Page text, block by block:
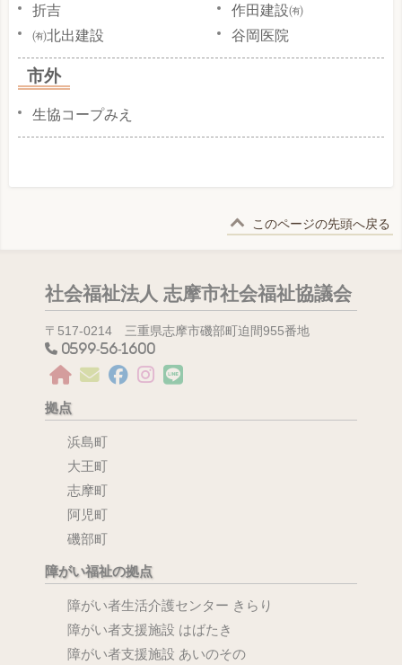
折吉
㈲北出建設
作田建設㈲
谷岡医院
市外
生協コープみえ
このページの先頭へ戻る
社会福祉法人 志摩市社会福祉協議会
〒517-0214 三重県志摩市磯部町迫間955番地
0599-56-1600
拠点
浜島町
大王町
志摩町
阿児町
磯部町
障がい福祉の拠点
障がい者生活介護センター きらり
障がい者支援施設 はばたき
障がい者支援施設 あいのその